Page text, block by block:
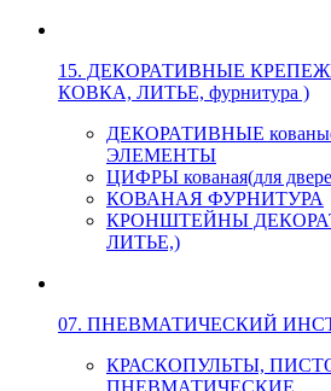
15. ДЕКОРАТИВНЫЕ
КОВКА, ЛИТЬЕ, фурнитура )
ДЕКОРАТИВНЫЕ
ЭЛЕМЕНТЫ
ЦИФРЫ кованая(для
КОВАНАЯ ФУРНИТУРА
КРОНШТЕЙНЫ
ЛИТЬЕ,)
07. ПНЕВМАТИЧЕСКИЙ
КРАСКОПУЛЬТЫ,
ПНЕВМАТИЧЕСКИЕ